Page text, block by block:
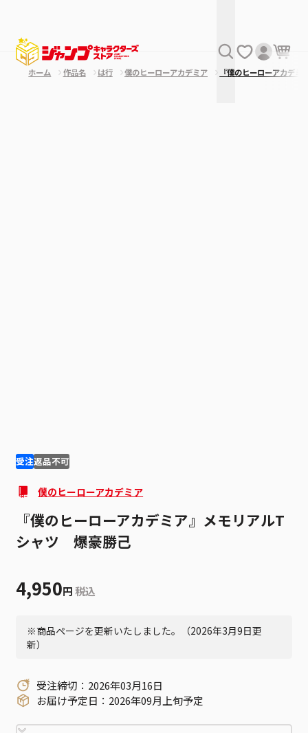
ホーム 作品名 は行 僕のヒーローアカデミア 『僕のヒーローアカデ
受注返品不可
僕のヒーローアカデミア
『僕のヒーローアカデミア』メモリアルT
シャツ 爆豪勝己
4,950円 税込
※商品ページを更新いたしました。（2026年3月9日更
新）
受注締切：2026年03月16日
お届け予定日：2026年09月上旬予定